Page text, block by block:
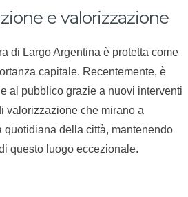
e valorizzazione
di Largo Argentina è protetta come
capitale. Recentemente, è
al pubblico grazie a nuovi interventi
valorizzazione che mirano a
quotidiana della città, mantenendo
questo luogo eccezionale.